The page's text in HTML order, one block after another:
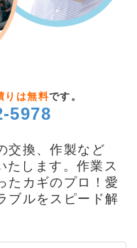
りは無料です。
5978
交換、作製など
たします。作業ス
たカギのプロ！愛
ブルをスピード解